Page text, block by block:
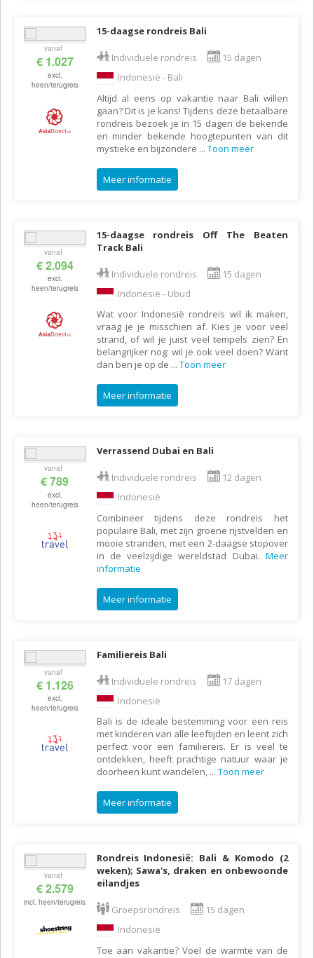
vanaf
€ 1.027
excl.
heen/terugreis
15-daagse rondreis Bali
Individuele rondreis
15 dagen
Indonesië - Bali
Altijd al eens op vakantie naar Bali willen
gaan? Dit is je kans! Tijdens deze betaalbare
rondreis bezoek je in 15 dagen de bekende
en minder bekende hoogtepunten van dit
mystieke en bijzondere ... Toon meer
Meer informatie
vanaf
€ 2.094
excl.
heen/terugreis
15-daagse rondreis Off The Beaten
Track Bali
Individuele rondreis
15 dagen
Indonesië - Ubud
Wat voor Indonesië rondreis wil ik maken,
vraag je je misschien af. Kies je voor veel
strand, of wil je juist veel tempels zien? En
belangrijker nog: wil je ook veel doen? Want
dan ben je op de ... Toon meer
Meer informatie
vanaf
€ 789
excl.
heen/terugreis
Verrassend Dubai en Bali
Individuele rondreis
12 dagen
Indonesië
Combineer tijdens deze rondreis het
populaire Bali, met zijn groene rijstvelden en
mooie stranden, met een 2-daagse stopover
in de veelzijdige wereldstad Dubai. Meer
informatie
Meer informatie
vanaf
€ 1.126
excl.
heen/terugreis
Familiereis Bali
Individuele rondreis
17 dagen
Indonesië
Bali is de ideale bestemming voor een reis
met kinderen van alle leeftijden en leent zich
perfect voor een familiereis. Er is veel te
ontdekken, heeft prachtige natuur waar je
doorheen kunt wandelen, ... Toon meer
Meer informatie
vanaf
€ 2.579
incl. heen/terugreis
Rondreis Indonesië: Bali & Komodo (2
weken); Sawa's, draken en onbewoonde
eilandjes
Groepsrondreis
15 dagen
Indonesië
Toe aan vakantie? Voel de warmte van de